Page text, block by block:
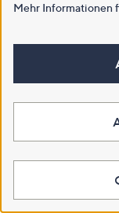
Mehr Informationen